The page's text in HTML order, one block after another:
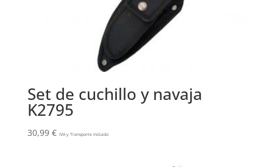
Set de cuchillo y navaja
K2795
30,99 € IVA y Transporte Incluido